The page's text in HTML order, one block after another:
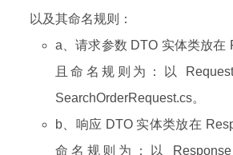
以及其命名规则：
a、请求参数 DTO 实体类放在
且命名规则为：以
SearchOrderRequest.cs。
b、响应 DTO 实体类放在
命名规则为：以